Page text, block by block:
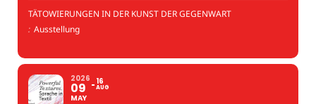
TÄTOWIERUNGEN IN DER KUNST DER GEGENWART
: Ausstellung
2026
09
MAY
16
AUG